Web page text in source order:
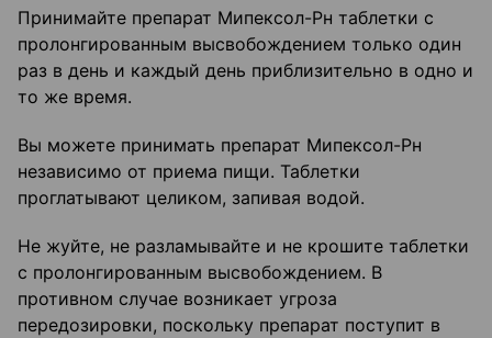
Принимайте препарат Мипексол-Рн таблетки с
пролонгированным высвобождением только один
раз в день и каждый день приблизительно в одно и
то же время.
Вы можете принимать препарат Мипексол-Рн
независимо от приема пищи. Таблетки
проглатывают целиком, запивая водой.
Не жуйте, не разламывайте и не крошите таблетки
с пролонгированным высвобождением. В
противном случае возникает угроза
передозировки, поскольку препарат поступит в